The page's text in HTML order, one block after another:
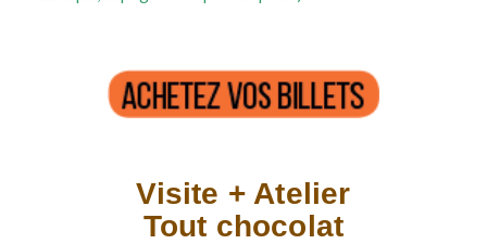
Visite + Atelier
Tout chocolat